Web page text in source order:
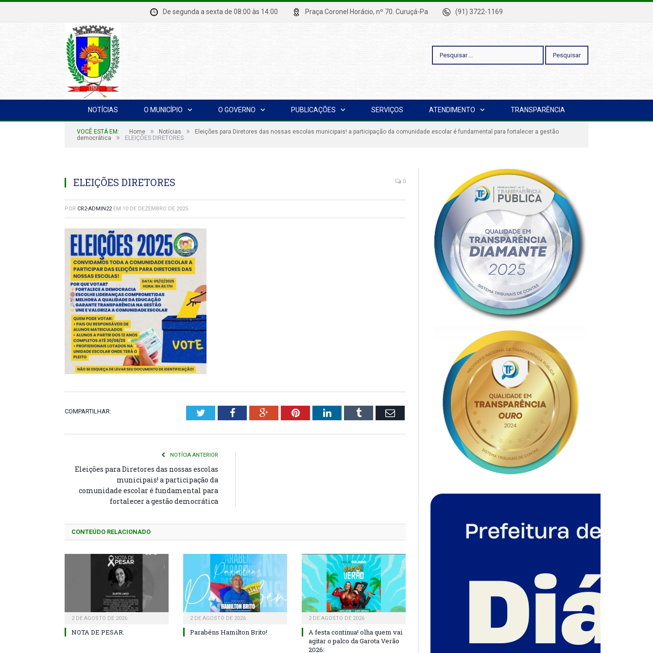
De segunda a sexta de 08:00 às 14:00 Praça Coronel Horácio, nº 70. Curuçá-Pa (91) 3722-1169
Pesquisar
por:
NOTÍCIAS O MUNICÍPIO O GOVERNO PUBLICAÇÕES SERVIÇOS ATENDIMENTO TRANSPARÊNCIA
VOCÊ ESTÁ EM: Home » Notícias »
Eleições para Diretores das nossas escolas municipais! a participação da comunidade escolar é fundamental para fortalecer a gestão
democrática
» ELEIÇÕES DIRETORES
ELEIÇÕES DIRETORES 0
POR CR2-ADMIN22 EM 10 DE DEZEMBRO DE 2025
COMPARTILHAR: TwitterFacebookGoogle+PinterestLinkedInTumblr Email
NOTÍCIA ANTERIOR
Eleições para Diretores das nossas escolas
municipais! a participação da
comunidade escolar é fundamental para
fortalecer a gestão democrática
CONTEÚDO RELACIONADO
2 DE AGOSTO DE 2026
NOTA DE PESAR.
2 DE AGOSTO DE 2026
Parabéns Hamilton Brito!
2 DE AGOSTO DE 2026
A festa continua! olha quem vai
agitar o palco da Garota Verão
2026: